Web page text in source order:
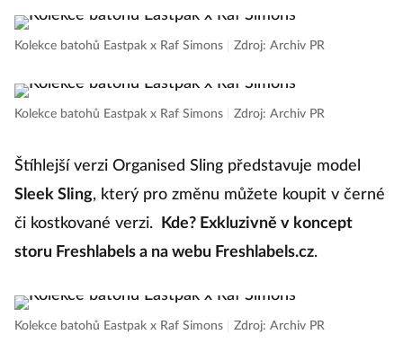
Kolekce batohů Eastpak x Raf Simons Zdroj: Archiv PR
Kolekce batohů Eastpak x Raf Simons Zdroj: Archiv PR
Štíhlejší verzi Organised Sling představuje model
Sleek Sling, který pro změnu můžete koupit v černé
či kostkované verzi.
Kde? Exkluzivně v koncept
storu Freshlabels a na webu Freshlabels.cz.
Kolekce batohů Eastpak x Raf Simons Zdroj: Archiv PR